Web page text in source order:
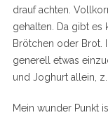
drauf achten.
gehalten. Da gibt es
Brötchen oder Brot.
generell etwas
und Joghurt allein,
Mein wunder Punkt